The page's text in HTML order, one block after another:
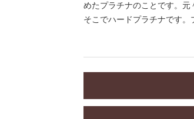
めたプラチナのことです。元
そこでハードプラチナです。